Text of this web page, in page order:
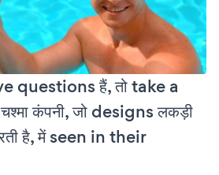
questions हैं, तो take a
कंपनी, जो designs लकड़ी
है, में seen in their